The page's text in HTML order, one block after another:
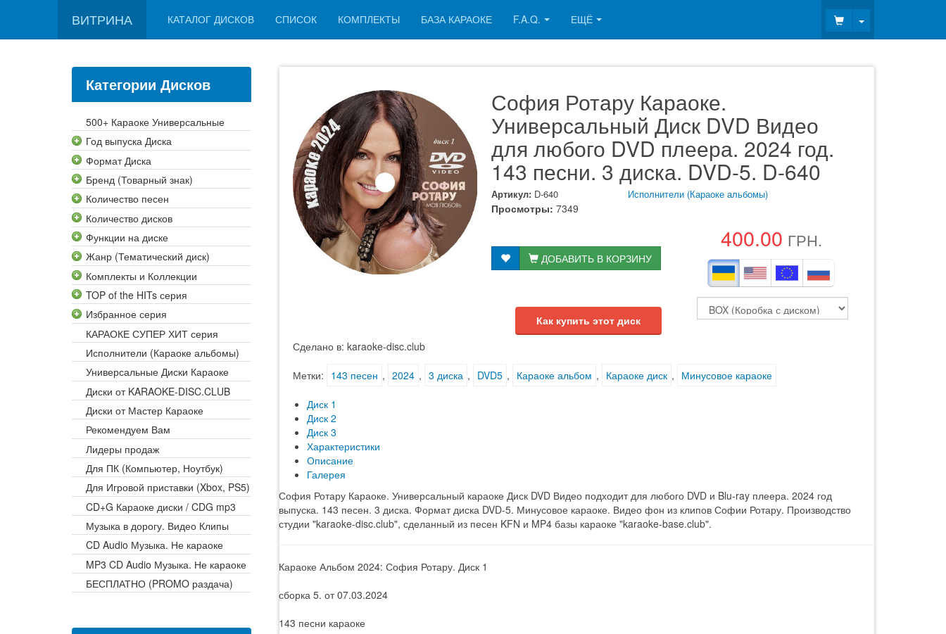
ВИТРИНА КАТАЛОГ ДИСКОВ СПИСОК КОМПЛЕКТЫ БАЗА КАРАОКЕ F.A.Q. ЕЩЁ Toggle Dropdown
София Ротару Караоке.
Универсальный Диск DVD Видео
для любого DVD плеера. 2024 год.
143 песни. 3 диска. DVD-5. D-640
Артикул: D-640 Исполнители (Караоке альбомы)
Просмотры: 7349
ДОБАВИТЬ В КОРЗИНУ
Как купить этот диск
400.00 ГРН.
Сделано в: karaoke-disc.club
Метки: 143 песен , 2024 , 3 диска , DVD5 , Караоке альбом , Караоке диск , Минусовое караоке
Диск 1
Диск 2
Диск 3
Характеристики
Описание
Галерея
София Ротару Караоке. Универсальный караоке Диск DVD Видео подходит для любого DVD и Blu-ray плеера. 2024 год
выпуска. 143 песен. 3 диска. Формат диска DVD-5. Минусовое караоке. Видео фон из клипов Софии Ротару. Производство
студии "karaoke-disc.club", сделанный из песен KFN и MP4 базы караоке "karaoke-base.club".
Караоке Альбом 2024: София Ротару. Диск 1
сборка 5. от 07.03.2024
143 песни караоке
Категории Дисков
500+ Караоке Универсальные
Год выпуска Диска
Формат Диска
Бренд (Товарный знак)
Количество песен
Количество дисков
Функции на диске
Жанр (Тематический диск)
Комплекты и Коллекции
TOP of the HITs серия
Избранное серия
КАРАОКЕ СУПЕР ХИТ серия
Исполнители (Караоке альбомы)
Универсальные Диски Караоке
Диски от KARAOKE-DISC.CLUB
Диски от Мастер Караоке
Рекомендуем Вам
Лидеры продаж
Для ПК (Компьютер, Ноутбук)
Для Игровой приставки (Xbox, PS5)
CD+G Караоке диски / CDG mp3
Музыка в дорогу. Видео Клипы
CD Audio Музыка. Не караоке
MP3 CD Audio Музыка. Не караоке
БЕСПЛАТНО (PROMO раздача)